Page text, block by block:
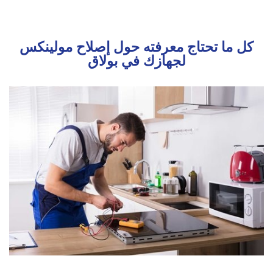
كل ما تحتاج معرفته حول إصلاح مولينكس
لجهازك في بولاق